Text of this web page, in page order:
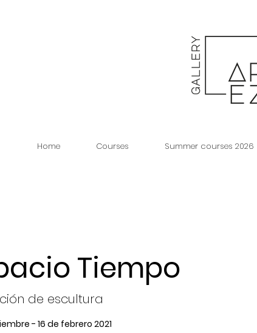
Home Courses Summer courses 2026
Tiempo
de escultura
- 16 de febrero 2021